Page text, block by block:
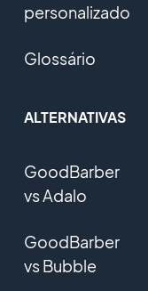
personalizado
Glossário
ALTERNATIVAS
GoodBarber
vs Adalo
GoodBarber
vs Bubble